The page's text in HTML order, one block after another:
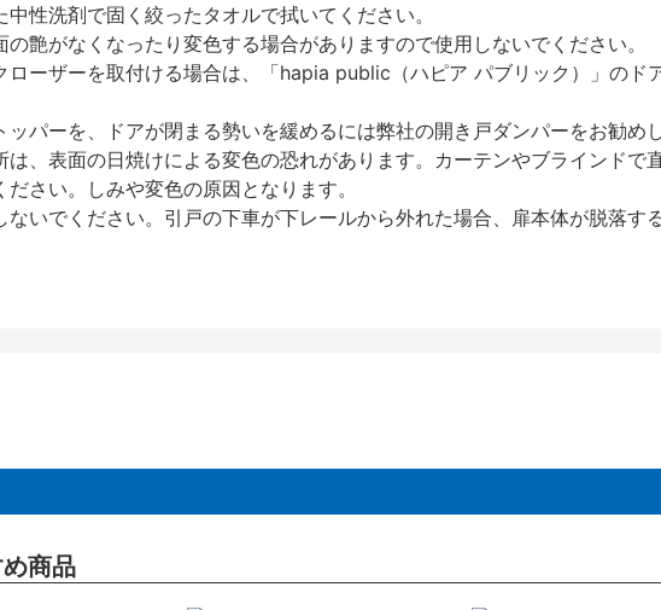
性洗剤で固く絞ったタオルで拭いてください。
艶がなくなったり変色する場合がありますので使用しないでください。
ーザーを取付ける場合は、「hapia public（ハピア パブリック）」のド
パーを、ドアが閉まる勢いを緩めるには弊社の開き戸ダンパーをお勧めし
、表面の日焼けによる変色の恐れがあります。カーテンやブラインドで
さい。しみや変色の原因となります。
いでください。引戸の下車が下レールから外れた場合、扉本体が脱落す
商品